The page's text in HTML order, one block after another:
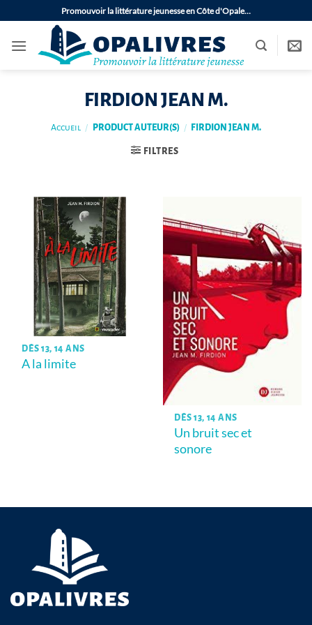
au
contenu
Promouvoir la littérature jeunesse en Côte d'Opale…
FIRDION JEAN M.
Accueil / PRODUCT AUTEUR(S) / FIRDION JEAN M.
FILTRES
DÈS 13, 14 ANS
A la limite
DÈS 13, 14 ANS
Un bruit sec et
sonore